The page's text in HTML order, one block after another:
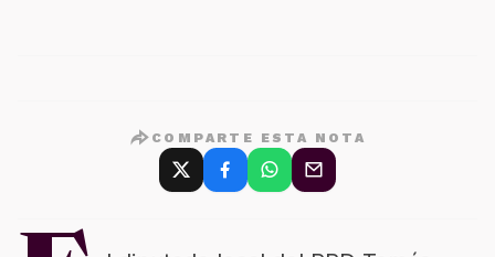
COMPARTE ESTA NOTA